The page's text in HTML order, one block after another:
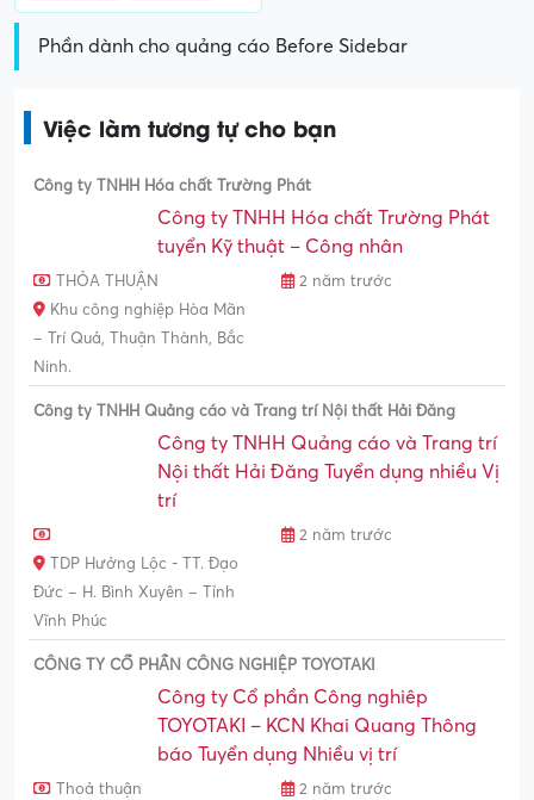
Phần dành cho quảng cáo Before Sidebar
Việc làm tương tự cho bạn
Công ty TNHH Hóa chất Trường Phát
Công ty TNHH Hóa chất Trường Phát
tuyển Kỹ thuật – Công nhân
THỎA THUẬN
2 năm trước
Khu công nghiệp Hòa Mãn
– Trí Quả, Thuận Thành, Bắc
Ninh.
Công ty TNHH Quảng cáo và Trang trí Nội thất Hải Đăng
Công ty TNHH Quảng cáo và Trang trí
Nội thất Hải Đăng Tuyển dụng nhiều Vị
trí
2 năm trước
TDP Hưởng Lộc - TT. Đạo
Đức – H. Bình Xuyên – Tỉnh
Vĩnh Phúc
CÔNG TY CỔ PHẦN CÔNG NGHIỆP TOYOTAKI
Công ty Cổ phần Công nghiêp
TOYOTAKI – KCN Khai Quang Thông
báo Tuyển dụng Nhiều vị trí
Thoả thuận
2 năm trước